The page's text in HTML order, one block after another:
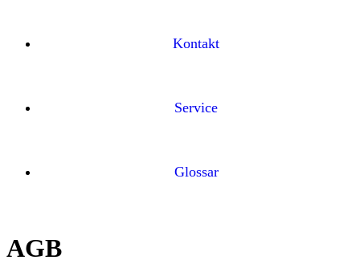
Kontakt
Service
Glossar
AGB